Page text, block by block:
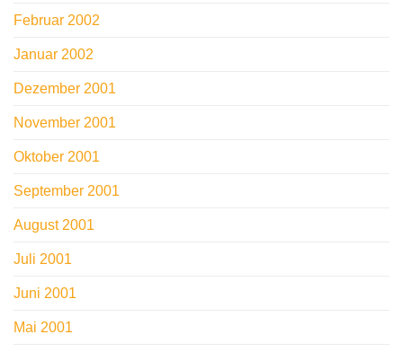
Februar 2002
Januar 2002
Dezember 2001
November 2001
Oktober 2001
September 2001
August 2001
Juli 2001
Juni 2001
Mai 2001